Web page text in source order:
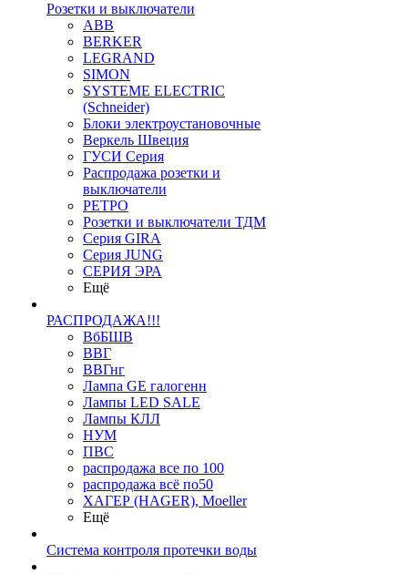
Розетки и выключатели
ABB
BERKER
LEGRAND
SIMON
SYSTEME ELECTRIC
(Schneider)
Блоки электроустановочные
Веркель Швеция
ГУСИ Серия
Распродажа розетки и
выключатели
РЕТРО
Розетки и выключатели ТДМ
Серия GIRA
Серия JUNG
СЕРИЯ ЭРА
Ещё
РАСПРОДАЖА!!!
ВбБШВ
ВВГ
ВВГнг
Лампа GE галогенн
Лампы LED SALE
Лампы КЛЛ
НУМ
ПВС
распродажа все по 100
распродажа всё по50
ХАГЕР (HAGER), Moeller
Ещё
Система контроля протечки воды